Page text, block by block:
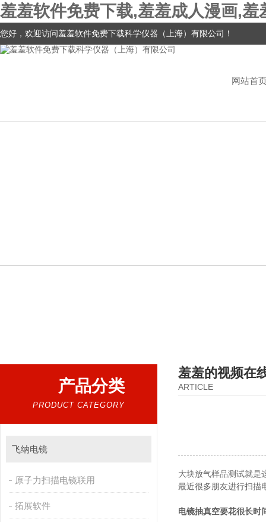
羞羞软件免费下载,羞羞成人漫画,
您好，欢迎访问羞羞软件免费下载科学仪器（上海）有限公司！
网站首
产品分类
PRODUCT CATEGORY
飞纳电镜
原子力扫描电镜联用
拓展软件
羞羞的视频在
ARTICLE
大块放气样品测试就是
最近很多朋友进行扫描
电镜抽真空要花很长时间